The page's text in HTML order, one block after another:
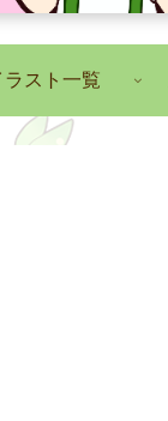
ラスト一覧